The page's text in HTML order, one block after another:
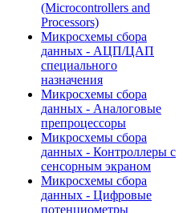
(Microcontrollers and
Processors)
Микросхемы сбора
данных - АЦП/ЦАП
специального
назначения
Микросхемы сбора
данных - Аналоговые
препроцессоры
Микросхемы сбора
данных - Контроллеры с
сенсорным экраном
Микросхемы сбора
данных - Цифровые
потенциометры